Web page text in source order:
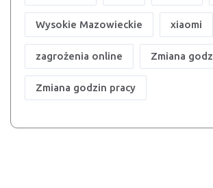
Wysokie Mazowieckie xiaomi
zagrożenia online Zmiana
Zmiana godzin pracy